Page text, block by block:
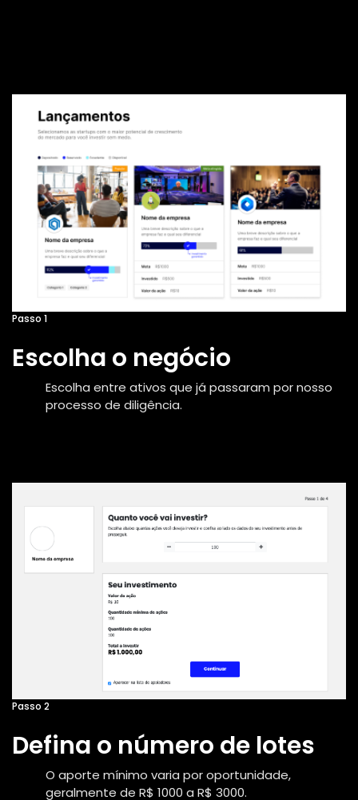
Passo 1
Escolha o negócio
Escolha entre ativos que já passaram por nosso
processo de diligência.
Passo 2
Defina o número de lotes
O aporte mínimo varia por oportunidade,
geralmente de R$ 1000 a R$ 3000.